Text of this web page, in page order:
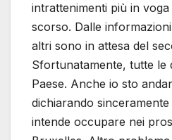
intrattenimenti più in voga
scorso. Dalle
altri sono in attesa del
Sfortunatamente, tutte le
Paese. Anche io sto
dichiarando
intende occupare nei